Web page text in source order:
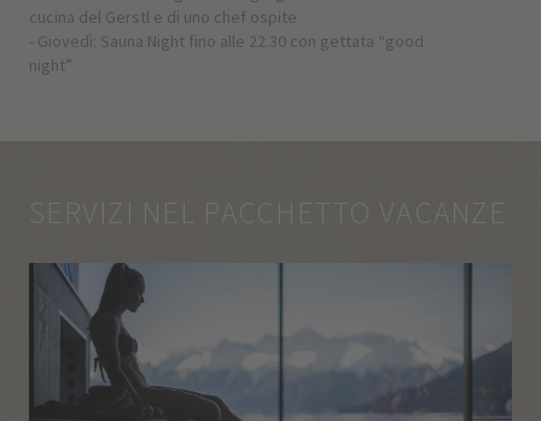
cucina del Gerstl e di uno chef ospite
- Giovedì: Sauna Night fino alle 22.30 con gettata “good
night”
SERVIZI NEL PACCHETTO VACANZE